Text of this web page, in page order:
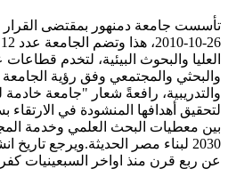
العليا والبحوث البيئية، لتخدم
والبحثي والمجتمعي وفق رؤية الجامعة
والتدريبية، رافعةً شعار "جامعة خادمة
لتحقيق أهدافها المنشودة في الارتقاء
بين معطيات البحث العلمي وخدمة
2030 لبناء مصر الحديثة.ويرجع
عن ربع قرن منذ اواخر السبعينيات